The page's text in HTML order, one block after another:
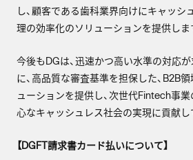
し、顧客である歯科業界向けにキャッシ
理の効率化のソリューションを提供しま
今後もDGは、迅速かつ高い水準の対応
に、高品質な審査基準を担保した、B2B
ューションを提供し、次世代Fintech事
心なキャッシュレス社会の実現に貢献し
【DGFT請求書カード払いについて】